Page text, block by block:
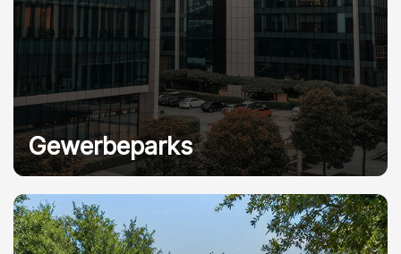
Gewerbeparks